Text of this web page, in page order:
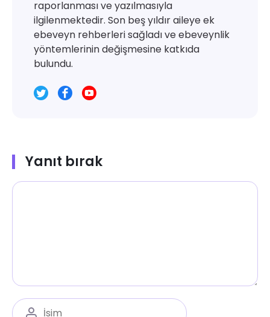
raporlanması ve yazılmasıyla
ilgilenmektedir. Son beş yıldır aileye ek
ebeveyn rehberleri sağladı ve ebeveynlik
yöntemlerinin değişmesine katkıda
bulundu.
Yanıt bırak